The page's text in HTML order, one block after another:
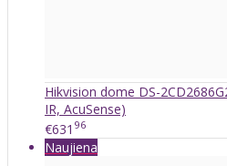
Hikvision dome DS-
IR, AcuSense)
€631 96
Naujiena